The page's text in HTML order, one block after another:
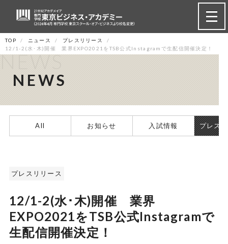
TOP ニュース
プレスリリース
12/1-2(水･木)開催 業界EXPO2021をTSB公式Instagramで生配信開催決定！
NEWS
NEWS
All お知らせ 入試情報 プレス
プレスリリース
12/1-2(水･木)開催 業界
EXPO2021をTSB公式Instagramで
生配信開催決定！